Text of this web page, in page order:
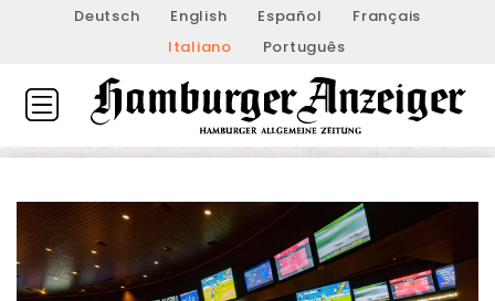
Deutsch English Español
Français
Italiano
Português